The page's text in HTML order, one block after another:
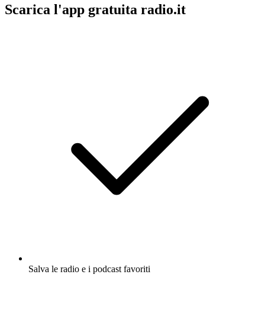
Scarica l'app gratuita radio.it
Salva le radio e i podcast favoriti